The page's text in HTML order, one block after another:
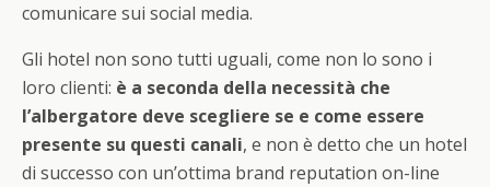
comunicare sui social media.
Gli hotel non sono tutti uguali, come non lo sono i
loro clienti: è a seconda della necessità che
l’albergatore deve scegliere se e come essere
presente su questi canali, e non è detto che un hotel
di successo con un’ottima brand reputation on-line